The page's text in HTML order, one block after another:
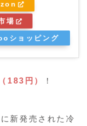
場
ショッピング
183円） ！
新発売された冷